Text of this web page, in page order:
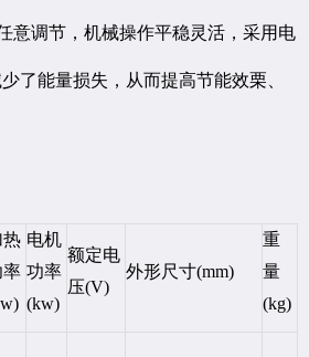
意调节，机械操作平稳灵活，采用电
了能量损失，从而提高节能效栗、
热
率
电机
功率
(kw)
额定电
压(V)
外形尺寸(mm)
重
量
(kg)